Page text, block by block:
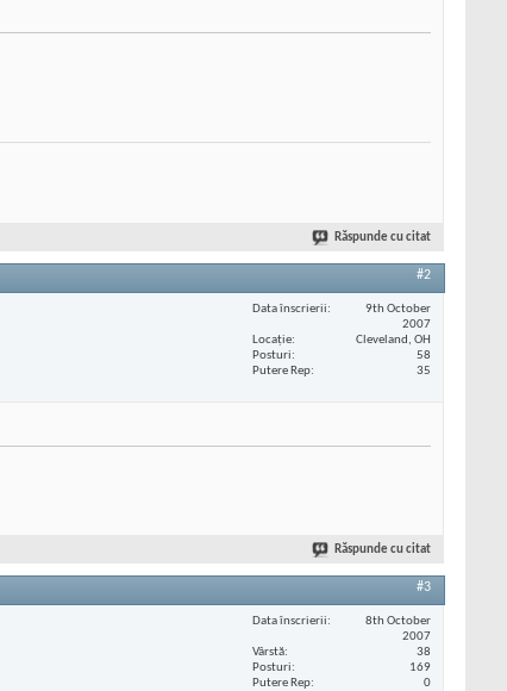
Răspunde cu citat
#2
Data înscrierii
9th October
2007
Locaţie
Cleveland, OH
Posturi
58
Putere Rep
35
Răspunde cu citat
#3
Data înscrierii
8th October
2007
Vârstă
38
Posturi
169
Putere Rep
0